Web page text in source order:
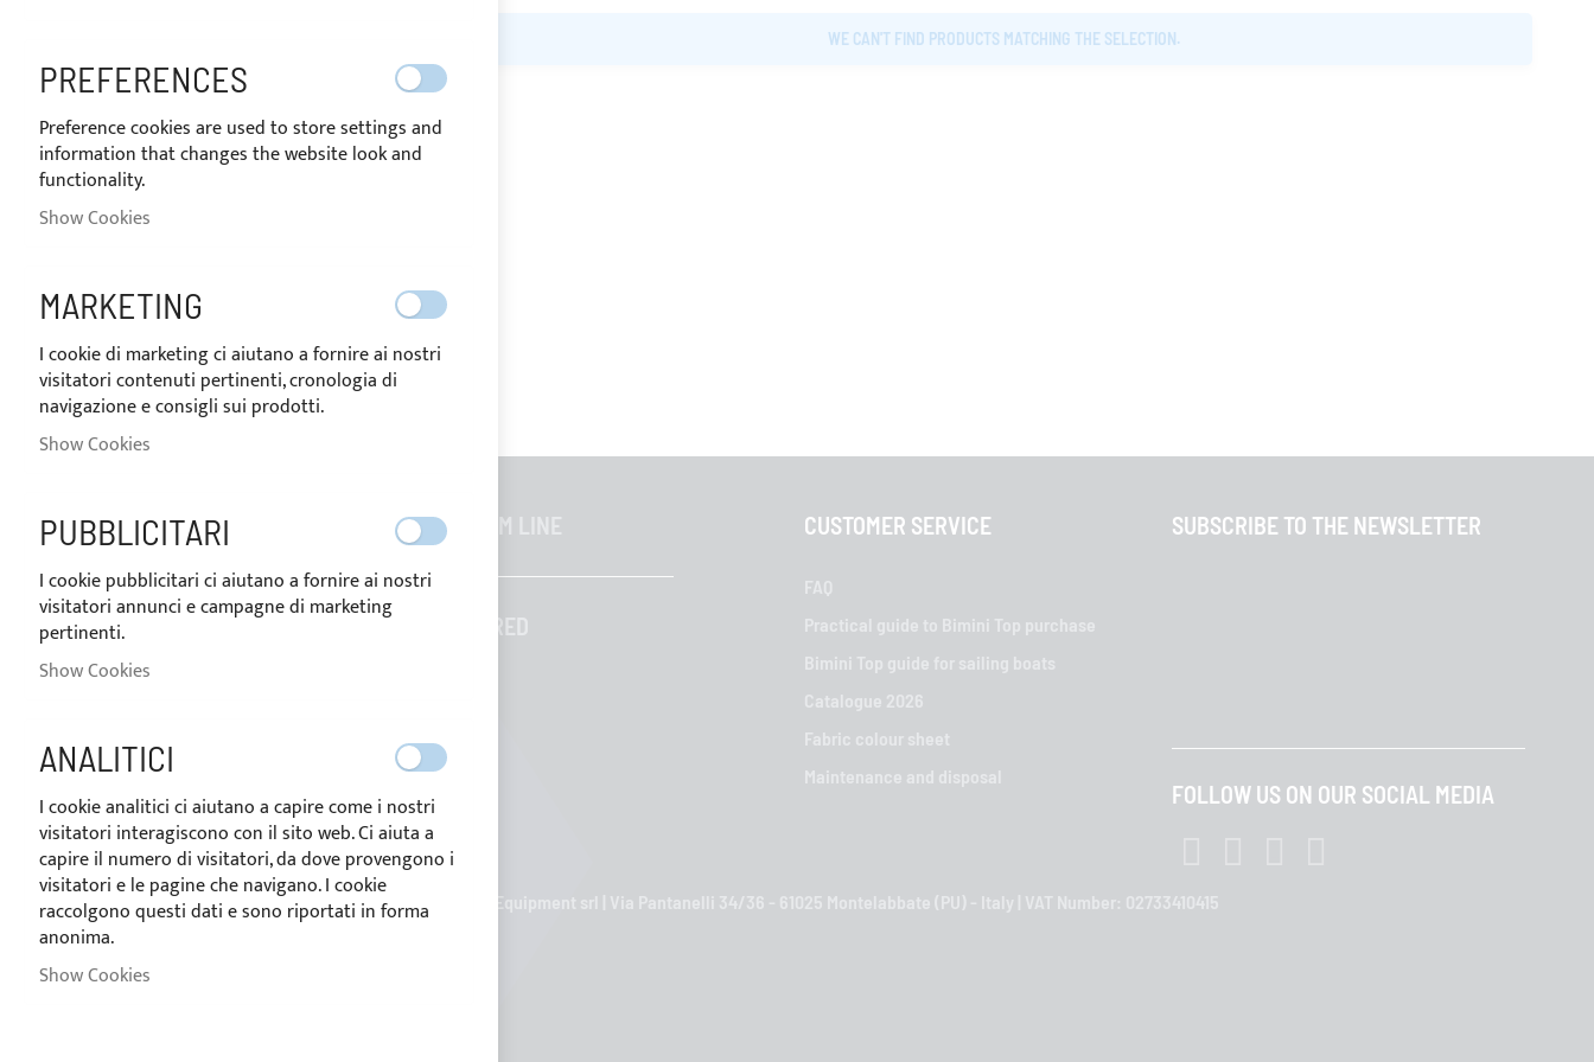
WE CAN'T FIND PRODUCTS MATCHING THE SELECTION.
You have no items in your wish list.
GENERAL INFORMATION
Contacts
Who we are
Conditions of sale
Privacy Policy
Cookie Policy
CUSTOM LINE CUSTOMER SERVICE SUBSCRIBE TO THE NEWSLETTER
FOLLOW US ON OUR SOCIAL MEDIA
Nettuno Marine Equipment srl | Via Pantanelli 34/36 - 61025 Montelabbate (PU) - Italy | VAT Number: 02733410415
PREFERENCES
Preference cookies are used to store settings and
information that changes the website look and
functionality.
Show Cookies
MARKETING
I cookie di marketing ci aiutano a fornire ai nostri
visitatori contenuti pertinenti, cronologia di
navigazione e consigli sui prodotti.
Show Cookies
PUBBLICITARI
I cookie pubblicitari ci aiutano a fornire ai nostri
visitatori annunci e campagne di marketing
pertinenti.
Show Cookies
ANALITICI
I cookie analitici ci aiutano a capire come i nostri
visitatori interagiscono con il sito web. Ci aiuta a
capire il numero di visitatori, da dove provengono i
visitatori e le pagine che navigano. I cookie
raccolgono questi dati e sono riportati in forma
anonima.
Show Cookies